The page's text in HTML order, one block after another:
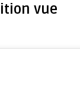
vue